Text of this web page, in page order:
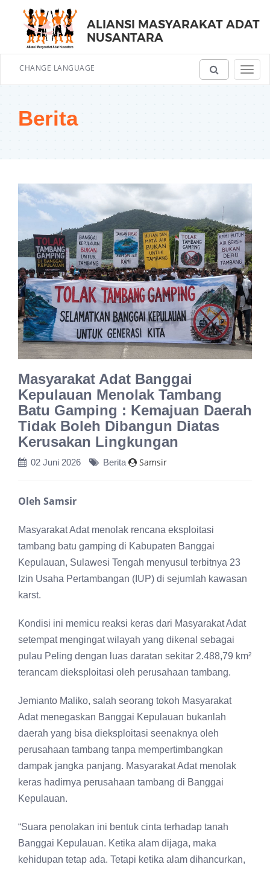
ALIANSI MASYARAKAT ADAT
NUSANTARA
CHANGE LANGUAGE
Berita
Masyarakat Adat Banggai
Kepulauan Menolak Tambang
Batu Gamping : Kemajuan Daerah
Tidak Boleh Dibangun Diatas
Kerusakan Lingkungan
02 Juni 2026 Berita Samsir
Oleh Samsir
Masyarakat Adat menolak rencana eksploitasi
tambang batu gamping di Kabupaten Banggai
Kepulauan, Sulawesi Tengah menyusul terbitnya 23
Izin Usaha Pertambangan (IUP) di sejumlah kawasan
karst.
Kondisi ini memicu reaksi keras dari Masyarakat Adat
setempat mengingat wilayah yang dikenal sebagai
pulau Peling dengan luas daratan sekitar 2.488,79 km²
terancam dieksploitasi oleh perusahaan tambang.
Jemianto Maliko, salah seorang tokoh Masyarakat
Adat menegaskan Banggai Kepulauan bukanlah
daerah yang bisa dieksploitasi seenaknya oleh
perusahaan tambang tanpa mempertimbangkan
dampak jangka panjang. Masyarakat Adat menolak
keras hadirnya perusahaan tambang di Banggai
Kepulauan.
“Suara penolakan ini bentuk cinta terhadap tanah
Banggai Kepulauan. Ketika alam dijaga, maka
kehidupan tetap ada. Tetapi ketika alam dihancurkan,